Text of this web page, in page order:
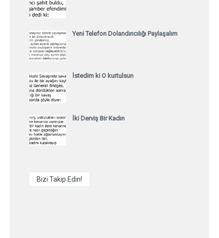
Yeni Telefon Dolandırıcılığı Paylaşalım
İstedim ki O kurtulsun
İki Derviş Bir Kadın
Bizi Takip Edin!